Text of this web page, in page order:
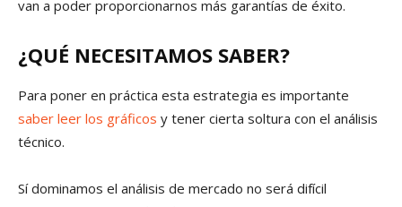
van a poder proporcionarnos más garantías de éxito.
¿QUÉ NECESITAMOS SABER?
Para poner en práctica esta estrategia es importante
saber leer los gráficos y tener cierta soltura con el análisis
técnico.
Sí dominamos el análisis de mercado no será difícil